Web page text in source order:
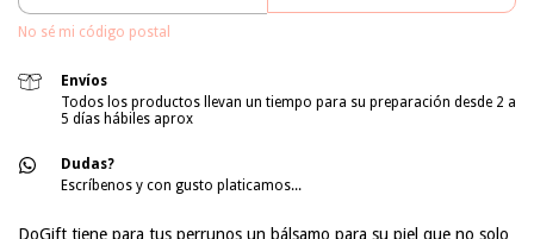
No sé mi código postal
Envíos
Todos los productos llevan un tiempo para su preparación desde 2 a
5 días hábiles aprox
Dudas?
Escríbenos y con gusto platicamos...
DoGift tiene para tus perrunos un bálsamo para su piel que no solo